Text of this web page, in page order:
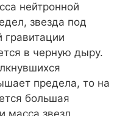
нейтронной
звезда под
гравитации
в черную дыру.
предела, то на
большая